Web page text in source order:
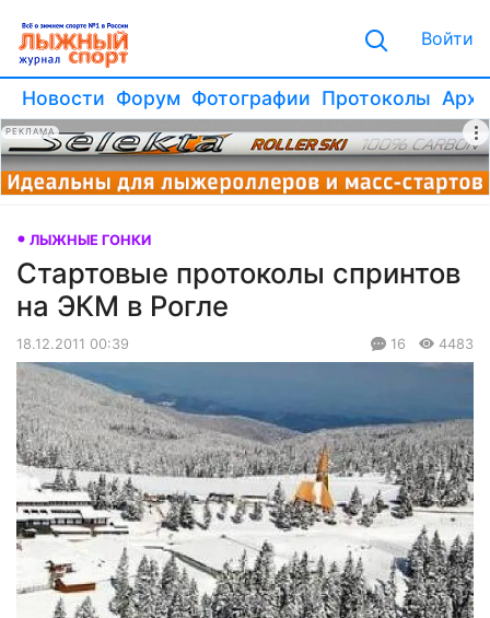
Войти
Новости Форум Фотографии Протоколы
РЕКЛАМА
ЛЫЖНЫЕ ГОНКИ
Стартовые протоколы спринтов
на ЭКМ в Рогле
18.12.2011 00:39 16 4483